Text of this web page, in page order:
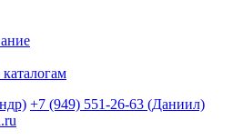
+7 (949) 551-26-63 (Даниил)